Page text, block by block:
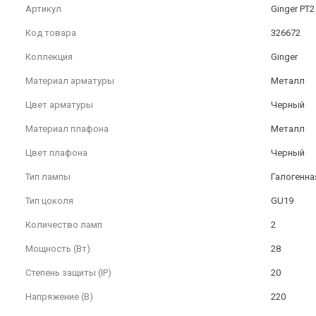
Артикул Ginger
Код товара 326672
Коллекция Ginger
Материал арматуры Металл
Цвет арматуры Черный
Материал плафона Металл
Цвет плафона Черный
Тип лампы
Тип цоколя GU19
Количество ламп 2
Мощность (Вт) 28
Степень защиты (IP) 20
Напряжение (В) 220